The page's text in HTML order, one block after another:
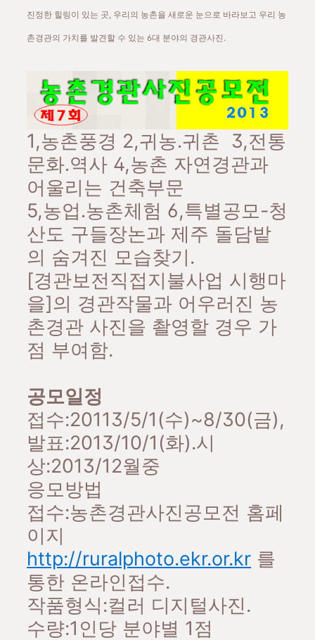
진정한 힐링이 있는 곳, 우리의 농촌을 새로운 눈으로 바라보고 우리 농
촌경관의 가치를 발견할 수 있는 6대 분야의 경관사진.
1,농촌풍경 2,귀농․귀촌 3,전통
문화․역사 4,농촌 자연경관과
어울리는 건축부문
5,농업․농촌체험 6,특별공모-청
산도 구들장논과 제주 돌담밭
의 숨겨진 모습찾기.
[경관보전직접지불사업 시행마
을]의 경관작물과 어우러진 농
촌경관 사진을 촬영할 경우 가
점 부여함.
공모일정
접수:20113/5/1(수)~8/30(금),
발표:2013/10/1(화).시
상:2013/12월중
응모방법
접수:농촌경관사진공모전 홈페
이지
http://ruralphoto.ekr.or.kr 를
통한 온라인접수.
작품형식:컬러 디지털사진.
수량:1인당 분야별 1점